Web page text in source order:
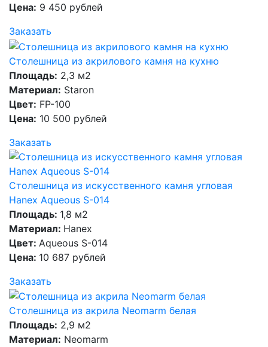
Цена: 9 450 рублей
Заказать
Столешница из акрилового камня на кухню
Площадь: 2,3 м2
Материал: Staron
Цвет: FP-100
Цена: 10 500 рублей
Заказать
Столешница из искусственного камня угловая
Hanex Aqueous S-014
Площадь: 1,8 м2
Материал: Hanex
Цвет: Aqueous S-014
Цена: 10 687 рублей
Заказать
Столешница из акрила Neomarm белая
Площадь: 2,9 м2
Материал: Neomarm